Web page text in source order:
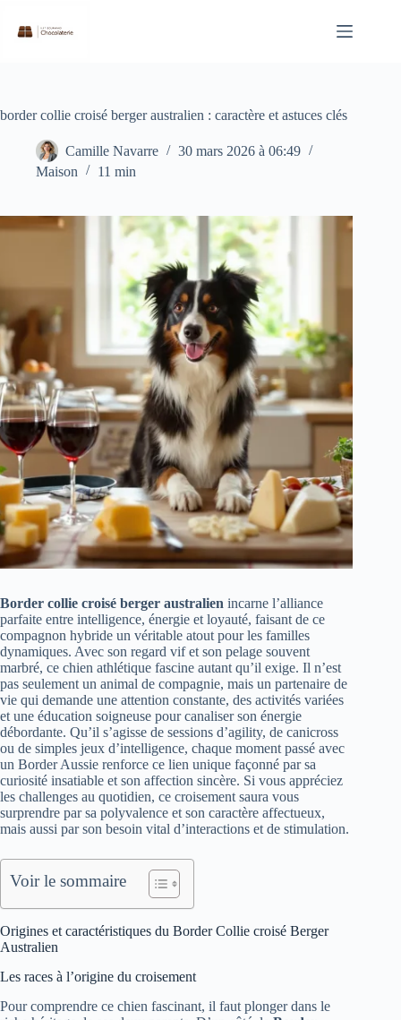
contenu
border collie croisé berger australien : caractère et astuces clés
Camille Navarre
30 mars 2026 à 06:49
Maison
11 min
Border collie croisé berger australien incarne l’alliance
parfaite entre intelligence, énergie et loyauté, faisant de ce
compagnon hybride un véritable atout pour les familles
dynamiques. Avec son regard vif et son pelage souvent
marbré, ce chien athlétique fascine autant qu’il exige. Il n’est
pas seulement un animal de compagnie, mais un partenaire de
vie qui demande une attention constante, des activités variées
et une éducation soigneuse pour canaliser son énergie
débordante. Qu’il s’agisse de sessions d’agility, de canicross
ou de simples jeux d’intelligence, chaque moment passé avec
un Border Aussie renforce ce lien unique façonné par sa
curiosité insatiable et son affection sincère. Si vous appréciez
les challenges au quotidien, ce croisement saura vous
surprendre par sa polyvalence et son caractère affectueux,
mais aussi par son besoin vital d’interactions et de stimulation.
Voir le sommaire
Origines et caractéristiques du Border Collie croisé Berger
Australien
Les races à l’origine du croisement
Pour comprendre ce chien fascinant, il faut plonger dans le